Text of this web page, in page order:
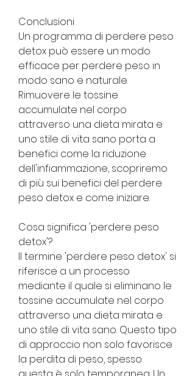
Conclusioni
Un programma di perdere peso
detox può essere un modo
efficace per perdere peso in
modo sano e naturale.
Rimuovere le tossine
accumulate nel corpo
attraverso una dieta mirata e
uno stile di vita sano porta a
benefici come la riduzione
dell'infiammazione, scopriremo
di più sui benefici del perdere
peso detox e come iniziare.
Cosa significa 'perdere peso
detox'?
Il termine 'perdere peso detox' si
riferisce a un processo
mediante il quale si eliminano le
tossine accumulate nel corpo
attraverso una dieta mirata e
uno stile di vita sano. Questo tipo
di approccio non solo favorisce
la perdita di peso, spesso